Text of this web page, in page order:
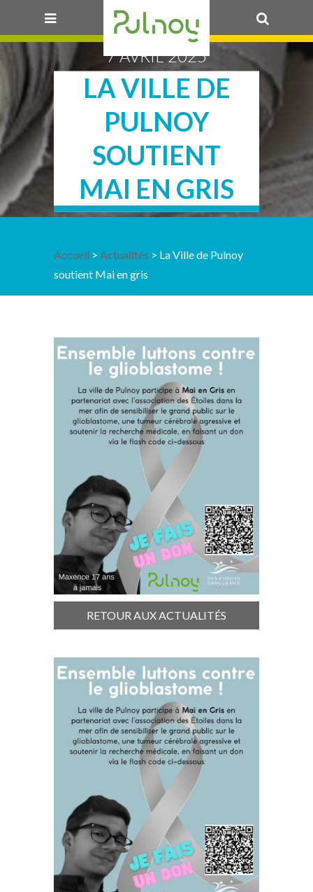
7 AVRIL 2025
LA VILLE DE
PULNOY
SOUTIENT
MAI EN GRIS
Accueil >Actualités > La Ville de Pulnoy
soutient Mai en gris
RETOUR AUX ACTUALITÉS